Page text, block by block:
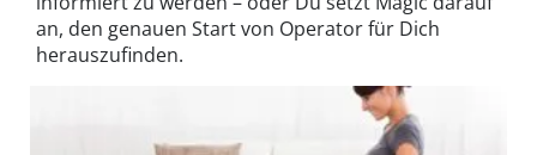
an, den genauen Start von Operator für Dich
herauszufinden.